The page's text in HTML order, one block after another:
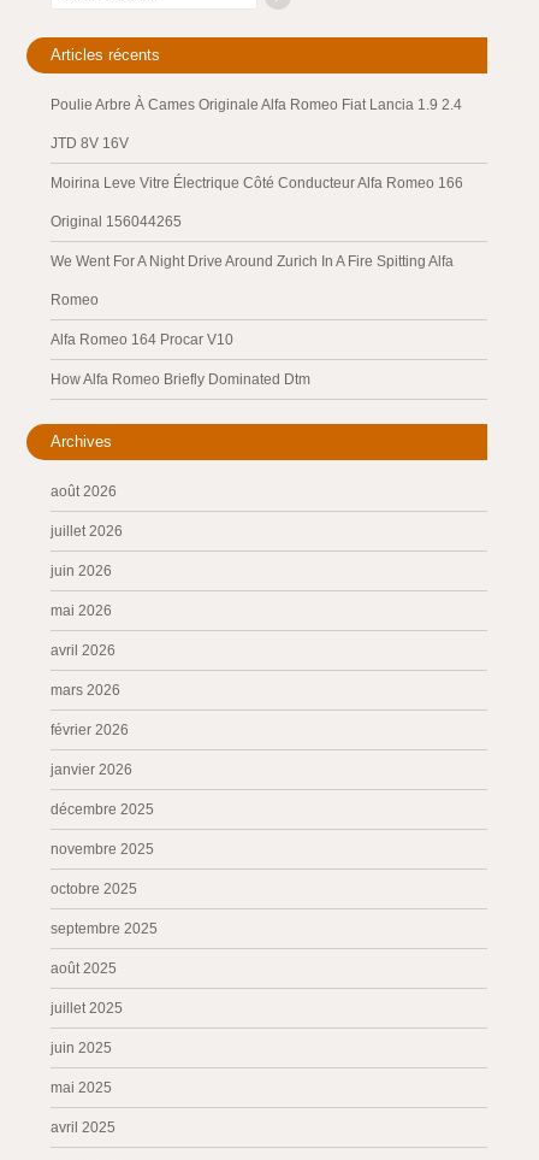
Articles récents
Poulie Arbre À Cames Originale Alfa Romeo Fiat Lancia 1.9 2.4
JTD 8V 16V
Moirina Leve Vitre Électrique Côté Conducteur Alfa Romeo 166
Original 156044265
We Went For A Night Drive Around Zurich In A Fire Spitting Alfa
Romeo
Alfa Romeo 164 Procar V10
How Alfa Romeo Briefly Dominated Dtm
Archives
août 2026
juillet 2026
juin 2026
mai 2026
avril 2026
mars 2026
février 2026
janvier 2026
décembre 2025
novembre 2025
octobre 2025
septembre 2025
août 2025
juillet 2025
juin 2025
mai 2025
avril 2025